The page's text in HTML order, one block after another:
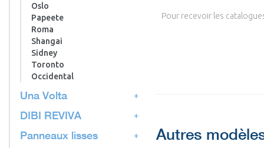
Oslo
Papeete
Roma
Shangai
Sidney
Toronto
Occidental
Una Volta
DIBI REVIVA
Panneaux lisses
Pour recevoir les
Autres